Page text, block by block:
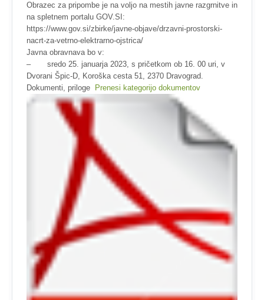
Obrazec za pripombe je na voljo na mestih javne razgrnitve in
na spletnem portalu GOV.SI:
https://www.gov.si/zbirke/javne-objave/drzavni-prostorski-
nacrt-za-vetrno-elektrarno-ojstrica/
Javna obravnava bo v:
– sredo 25. januarja 2023, s pričetkom ob 16. 00 uri, v
Dvorani Špic-D, Koroška cesta 51, 2370 Dravograd.
Dokumenti, priloge
Prenesi kategorijo dokumentov